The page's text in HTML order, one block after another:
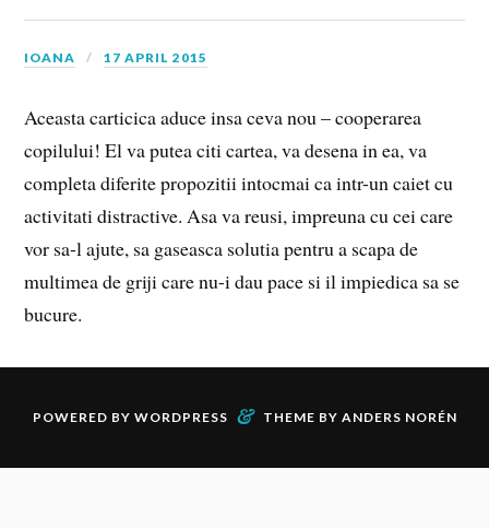
IOANA 17 APRIL 2015
Aceasta carticica aduce insa ceva nou – cooperarea
copilului! El va putea citi cartea, va desena in ea, va
completa diferite propozitii intocmai ca intr-un caiet cu
activitati distractive. Asa va reusi, impreuna cu cei care
vor sa-l ajute, sa gaseasca solutia pentru a scapa de
multimea de griji care nu-i dau pace si il impiedica sa se
bucure.
POWERED BY WORDPRESS & THEME BY ANDERS NORÉN